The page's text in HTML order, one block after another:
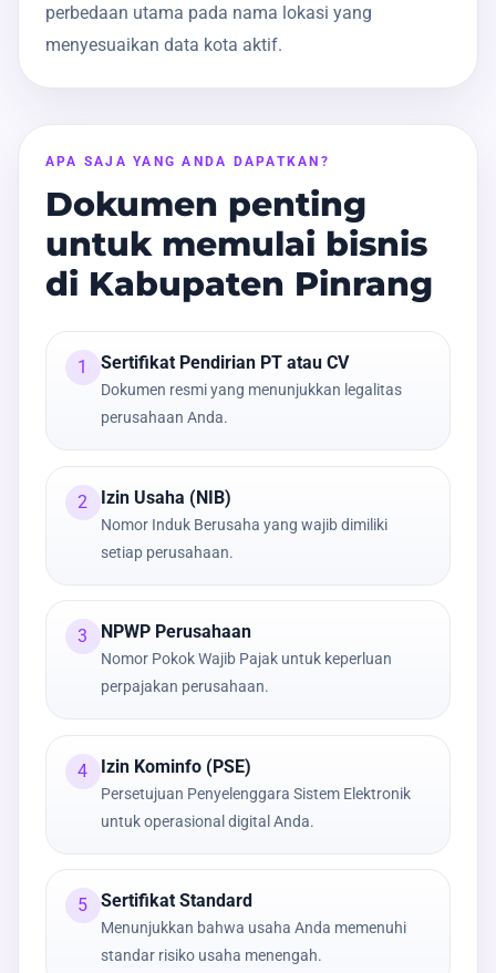
perbedaan utama pada nama lokasi yang
menyesuaikan data kota aktif.
APA SAJA YANG ANDA DAPATKAN?
Dokumen penting
untuk memulai bisnis
di Kabupaten Pinrang
1 Sertifikat Pendirian PT atau CV
Dokumen resmi yang menunjukkan legalitas
perusahaan Anda.
2 Izin Usaha (NIB)
Nomor Induk Berusaha yang wajib dimiliki
setiap perusahaan.
3 NPWP Perusahaan
Nomor Pokok Wajib Pajak untuk keperluan
perpajakan perusahaan.
4 Izin Kominfo (PSE)
Persetujuan Penyelenggara Sistem Elektronik
untuk operasional digital Anda.
5 Sertifikat Standard
Menunjukkan bahwa usaha Anda memenuhi
standar risiko usaha menengah.